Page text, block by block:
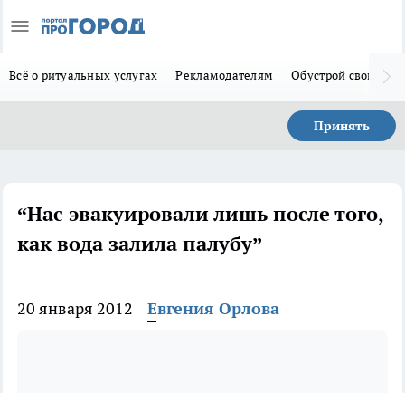
Всё о ритуальных услугах Рекламодателям Обустрой свой дом
Принять
“Нас эвакуировали лишь после того,
как вода залила палубу”
20 января 2012 Евгения Орлова